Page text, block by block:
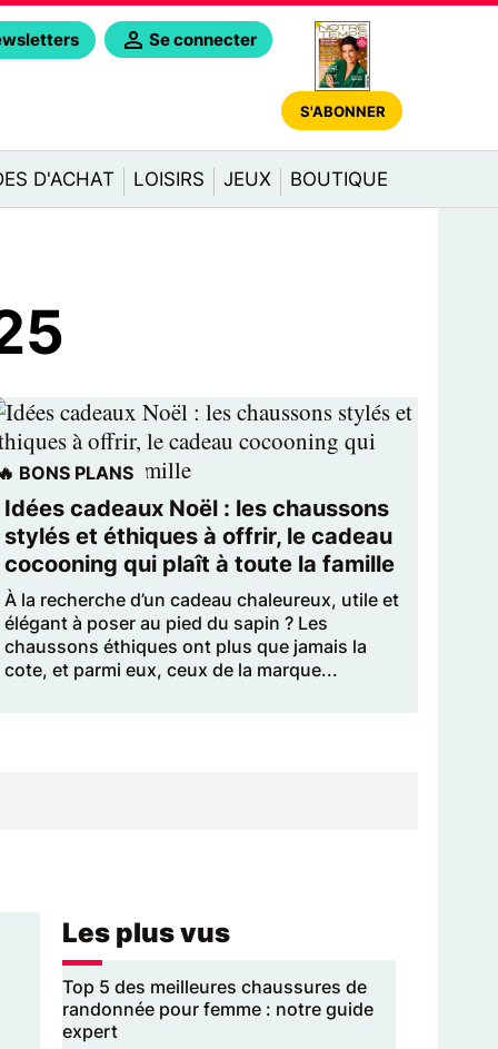
Se connecter
S'ABONNER
D'ACHAT LOISIRS JEUX BOUTIQUE
🔥 BONS PLANS
Idées cadeaux Noël : les chaussons
stylés et éthiques à offrir, le cadeau
cocooning qui plaît à toute la famille
À la recherche d’un cadeau chaleureux, utile et
élégant à poser au pied du sapin ? Les
chaussons éthiques ont plus que jamais la
cote, et parmi eux, ceux de la marque...
Les plus vus
Top 5 des meilleures chaussures de
randonnée pour femme : notre guide
expert